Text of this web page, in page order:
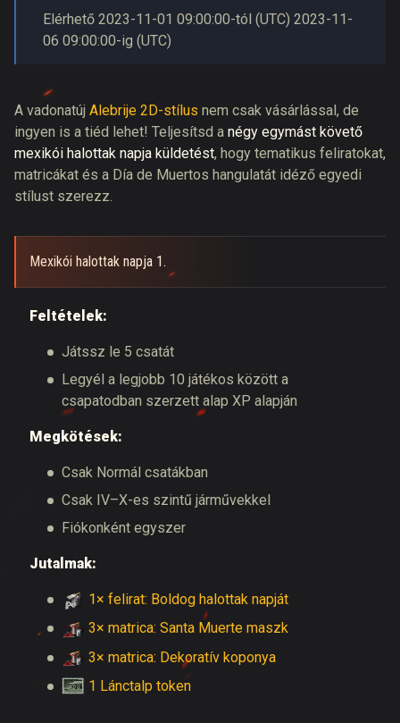
Elérhető 2023-11-01 09:00:00-tól (UTC) 2023-11-
06 09:00:00-ig (UTC)
A vadonatúj Alebrije 2D-stílus nem csak vásárlással, de
ingyen is a tiéd lehet! Teljesítsd a négy egymást követő
mexikói halottak napja küldetést, hogy tematikus feliratokat,
matricákat és a Día de Muertos hangulatát idéző egyedi
stílust szerezz.
Mexikói halottak napja 1.
Feltételek:
Játssz le 5 csatát
Legyél a legjobb 10 játékos között a
csapatodban szerzett alap XP alapján
Megkötések:
Csak Normál csatákban
Csak IV–X-es szintű járművekkel
Fiókonként egyszer
Jutalmak:
1× felirat: Boldog halottak napját
3× matrica: Santa Muerte maszk
3× matrica: Dekoratív koponya
1 Lánctalp token